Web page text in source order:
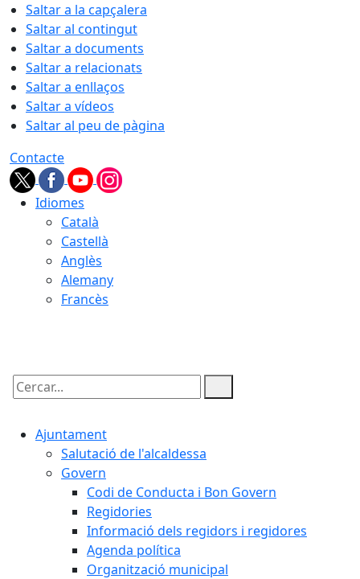
Saltar a la capçalera
Saltar al contingut
Saltar a documents
Saltar a relacionats
Saltar a enllaços
Saltar a vídeos
Saltar al peu de pàgina
Contacte
Idiomes
Català
Castellà
Anglès
Alemany
Francès
Cercar:
Ajuntament
Salutació de l'alcaldessa
Govern
Codi de Conducta i Bon Govern
Regidories
Informació dels regidors i regidores
Agenda política
Organització municipal